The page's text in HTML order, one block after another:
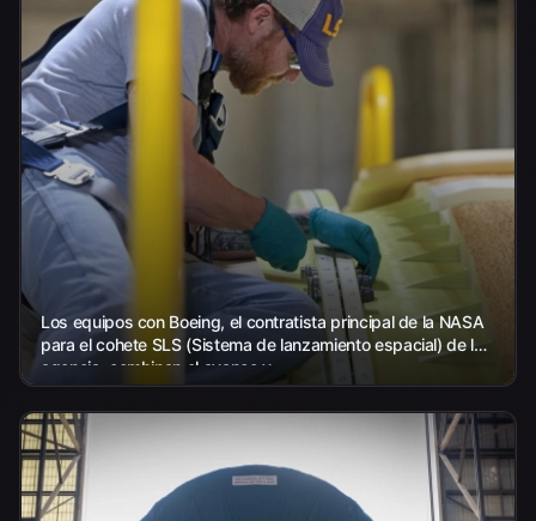
Los equipos con Boeing, el contratista principal de la NASA
para el cohete SLS (Sistema de lanzamiento espacial) de la
agencia, combinan el avance y...